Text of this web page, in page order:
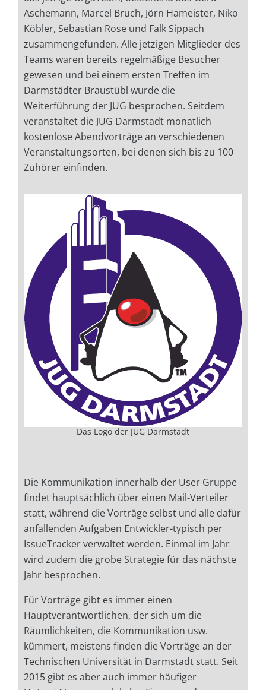
Aschemann, Marcel Bruch, Jörn Hameister, Niko
Köbler, Sebastian Rose und Falk Sippach
zusammengefunden. Alle jetzigen Mitglieder des
Teams waren bereits regelmäßige Besucher
gewesen und bei einem ersten Treffen im
Darmstädter Braustübl wurde die
Weiterführung der JUG besprochen. Seitdem
veranstaltet die JUG Darmstadt monatlich
kostenlose Abendvorträge an verschiedenen
Veranstaltungsorten, bei denen sich bis zu 100
Zuhörer einfinden.
Das Logo der JUG Darmstadt
Die Kommunikation innerhalb der User Gruppe
findet hauptsächlich über einen Mail-Verteiler
statt, während die Vorträge selbst und alle dafür
anfallenden Aufgaben Entwickler-typisch per
IssueTracker verwaltet werden. Einmal im Jahr
wird zudem die grobe Strategie für das nächste
Jahr besprochen.
Für Vorträge gibt es immer einen
Hauptverantwortlichen, der sich um die
Räumlichkeiten, die Kommunikation usw.
kümmert, meistens finden die Vorträge an der
Technischen Universität in Darmstadt statt. Seit
2015 gibt es aber auch immer häufiger